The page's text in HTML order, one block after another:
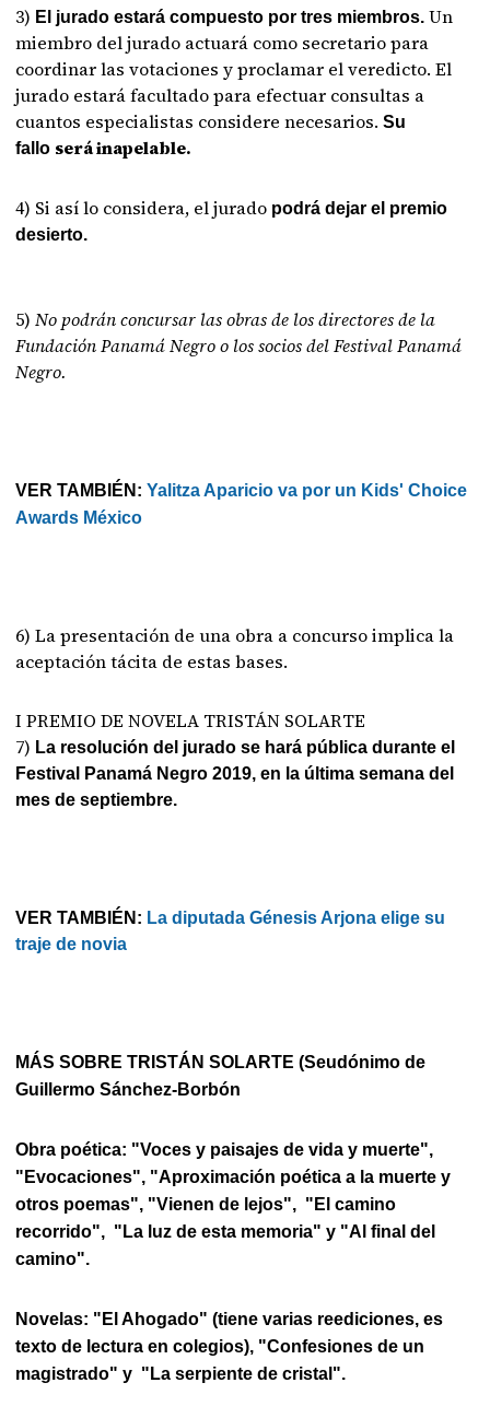
3) El jurado estará compuesto por tres miembros.Un
miembro del jurado actuará como secretario para
coordinar las votaciones y proclamar el veredicto. El
jurado estará facultado para efectuar consultas a
cuantos especialistas considere necesarios.Su
fallo será inapelable.
4) Si así lo considera, el jurado podrá dejar el premio
desierto.
5)No podrán concursar las obras de los directores de la
Fundación Panamá Negro o los socios del Festival Panamá
Negro.
VER TAMBIÉN:Yalitza Aparicio va por un Kids' Choice
Awards México
6) La presentación de una obra a concurso implica la
aceptación tácita de estas bases.
I PREMIO DE NOVELA TRISTÁN SOLARTE
7) La resolución del jurado se hará pública durante el
Festival Panamá Negro 2019, en la última semana del
mes de septiembre.
VER TAMBIÉN: La diputada Génesis Arjona elige su
traje de novia
MÁS SOBRE TRISTÁN SOLARTE (Seudónimo de
Guillermo Sánchez-Borbón
Obra poética: "Voces y paisajes de vida y muerte",
"Evocaciones", "Aproximación poética a la muerte y
otros poemas", "Vienen de lejos", "El camino
recorrido", "La luz de esta memoria" y "Al final del
camino".
Novelas: "El Ahogado" (tiene varias reediciones, es
texto de lectura en colegios), "Confesiones de un
magistrado" y "La serpiente de cristal".